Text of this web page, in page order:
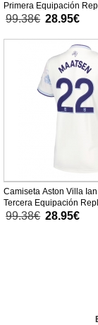
Primera Equipación
para mujer mangas cortas
99.38€ 28.95€
Camiseta Aston Villa
Tercera Equipación
para mujer mangas cortas
99.38€ 28.95€